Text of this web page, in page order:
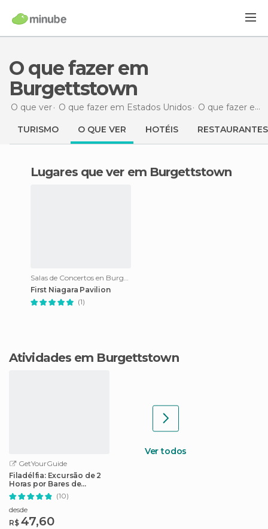
O que fazer em
Burgettstown
O que ver O que fazer em Estados Unidos O que fazer em Pensilvânia
TURISMO O QUE VER HOTÉIS RESTAURANTES
Lugares que ver em Burgettstown
Salas de Concertos en Burgettstown
First Niagara Pavilion
(1)
Atividades em Burgettstown
GetYourGuide
Filadélfia: Excursão de 2
Horas por Bares de
Cerveja
(10)
desde
R$ 47,60
Ver todos